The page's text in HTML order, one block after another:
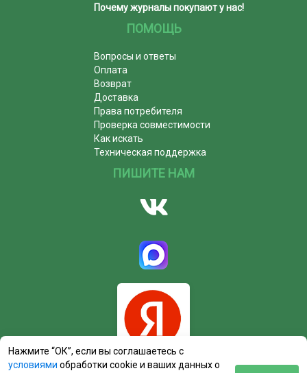
Почему журналы покупают у нас!
ПОМОЩЬ
Вопросы и ответы
Оплата
Возврат
Доставка
Права потребителя
Проверка совместимости
Как искать
Техническая поддержка
ПИШИТЕ НАМ
Нажмите “ОК”, если вы соглашаетесь с
условиями обработки cookie и ваших данных о